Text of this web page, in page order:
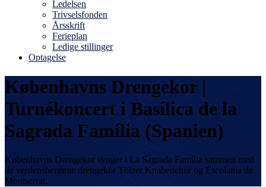
Ledelsen
Trivselsfonden
Årsskrift
Ferieplan
Ledige stillinger
Optagelse
Københavns Drengekor |
Turnékoncert i Basílica de la
Sagrada Família (Spanien)
Københavns Drengekor synger i La Sagrada Família sammen med
de verdensberømte drengekor Tölzer Knabenchor og Escolania de
Montserrat.